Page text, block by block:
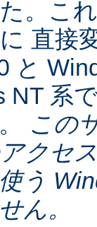
。こ
直接
と
NT 系
この
クセ
う
ん。